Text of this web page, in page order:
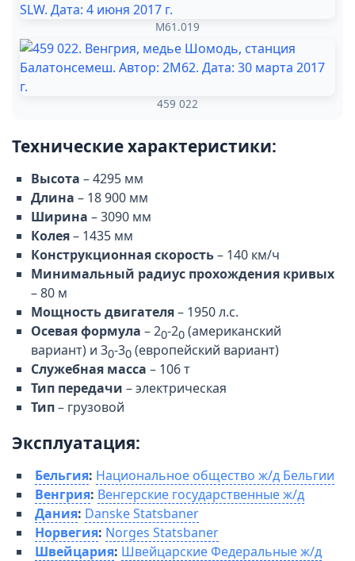
M61.019
459 022
Технические характеристики:
Высота – 4295 мм
Длина – 18 900 мм
Ширина – 3090 мм
Колея– 1435 мм
Конструкционная скорость– 140 км/ч
Минимальный радиус прохождения кривых
– 80 м
Мощность двигателя– 1950 л.с.
Осевая формула – 20-20 (американский
вариант) и 30-30 (европейский вариант)
Служебная масса – 106 т
Тип передачи – электрическая
Тип– грузовой
Эксплуатация:
Бельгия: Национальное общество ж/д Бельгии
Венгрия: Венгерские государственные ж/д
Дания: Danske Statsbaner
Норвегия: Norges Statsbaner
Швейцария: Швейцарские Федеральные ж/д